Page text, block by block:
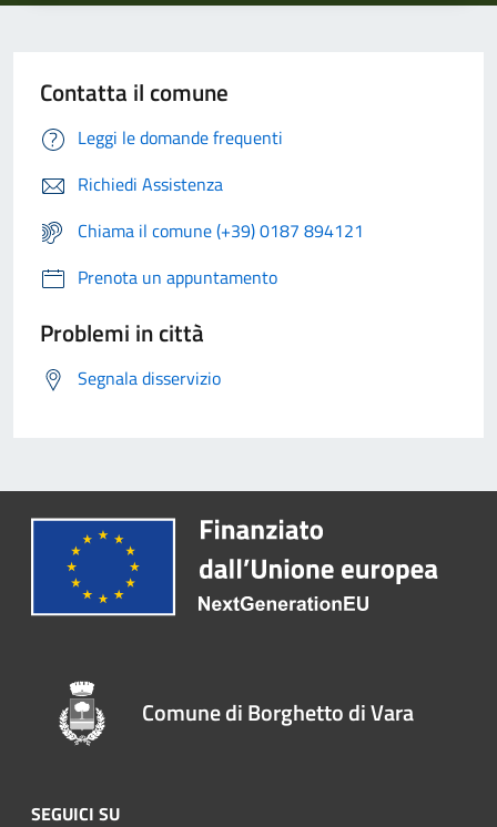
Contatta il comune
Leggi le domande frequenti
Richiedi Assistenza
Chiama il comune (+39) 0187 894121
Prenota un appuntamento
Problemi in città
Segnala disservizio
Comune di Borghetto di Vara
SEGUICI SU